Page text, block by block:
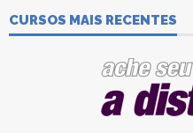
CURSOS MAIS RECENTES